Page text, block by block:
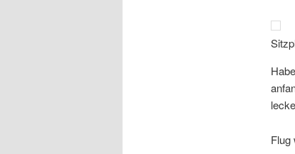
Flug